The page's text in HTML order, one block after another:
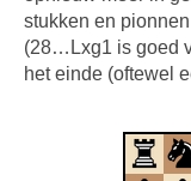
stukken en
(28…Lxg1 is goed
het einde (oftewel